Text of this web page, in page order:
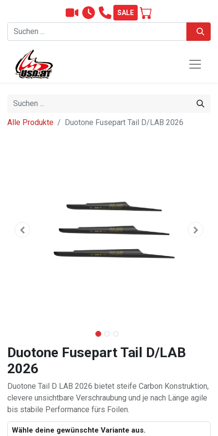
SALE
Alle Produkte Duotone Fusepart Tail D/LAB 2026
Duotone Fusepart Tail D/LAB
2026
Duotone Tail D LAB 2026 bietet steife Carbon Konstruktion,
clevere unsichtbare Verschraubung und je nach Länge agile
bis stabile Performance fürs Foilen.
Wähle deine gewünschte Variante aus.